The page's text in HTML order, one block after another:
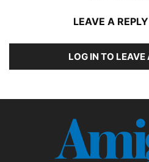
LEAVE A REPLY
LOG IN TO